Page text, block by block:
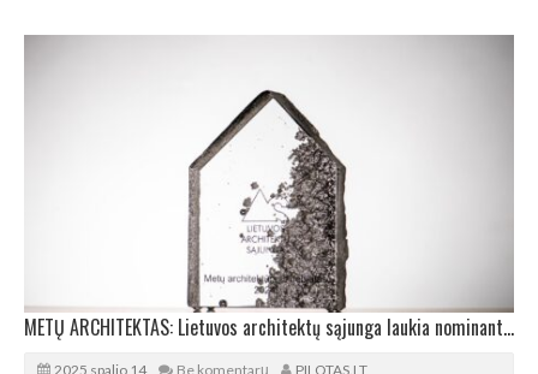
METŲ ARCHITEKTAS: Lietuvos architektų sąjunga laukia nominantų pasiūlymų
2025 spalio 14 Be komentarų PILOTAS.LT